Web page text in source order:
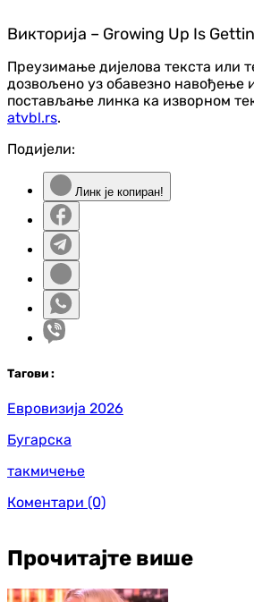
Викторија – Growing Up Is
Преузимање дијелова текста или
дозвољено уз обавезно навођење
постављање линка ка изворном
atvbl.rs.
Подијели:
Линк је копиран!
Тагови :
Евровизија 2026
Бугарска
такмичење
Коментари (0)
Прочитајте више